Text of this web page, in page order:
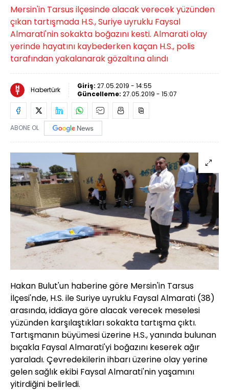
Mersin'in Tarsus ilçesinde alacak verecek yüzünden
çıkan tartışmada H.S., Suriye uyruklu Faysal
Almarati'nin sokakta boğazını kesti. Almarati olay
yerinde hayatını kaybederken kaçan H.S., polis
tarafından yakalanarak gözaltına alındı
Habertürk Giriş: 27.05.2019 - 14:55
Güncelleme: 27.05.2019 - 15:07
ABONE OL
Hakan Bulut'un haberine göre Mersin'in Tarsus
İlçesi'nde, H.S. ile Suriye uyruklu Faysal Almarati (38)
arasında, iddiaya göre alacak verecek meselesi
yüzünden karşılaştıkları sokakta tartışma çıktı.
Tartışmanın büyümesi üzerine H.S., yanında bulunan
bıçakla Faysal Almarati'yi boğazını keserek ağır
yaraladı. Çevredekilerin ihbarı üzerine olay yerine
gelen sağlık ekibi Faysal Almarati'nin yaşamını
yitirdiğini belirledi.